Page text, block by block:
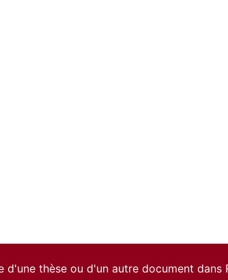
d'une thèse ou d'un autre document dans